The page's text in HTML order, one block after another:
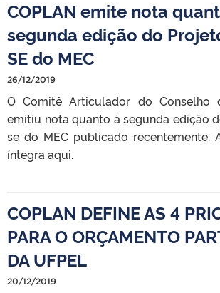
TELEFONES
COPLAN emite nota
segunda edição do
SE do MEC
26/12/2019
O Comitê Articulador do Conselho
emitiu nota quanto à segunda edição
se do MEC publicado recentemente.
íntegra aqui.
COPLAN DEFINE AS 4
PARA O ORÇAMENTO
DA UFPEL
20/12/2019